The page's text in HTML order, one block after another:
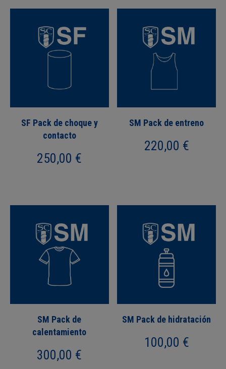
SF Pack de choque y
contacto
250,00 €
SM Pack de entreno
220,00 €
SM Pack de
calentamiento
300,00 €
SM Pack de hidratación
100,00 €